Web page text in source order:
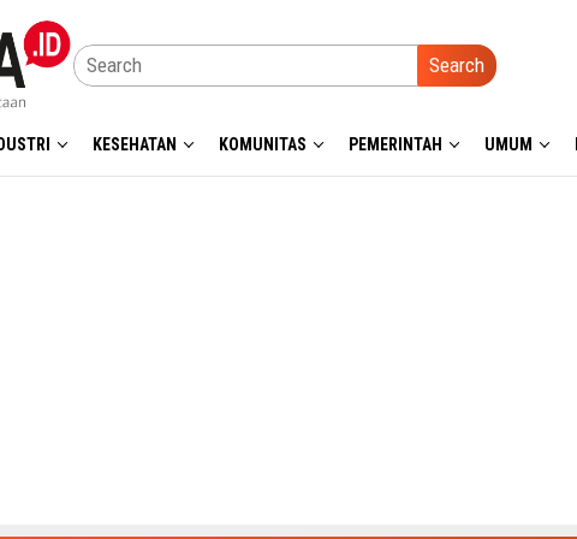
Search
KESEHATAN KOMUNITAS PEMERINTAH UMUM